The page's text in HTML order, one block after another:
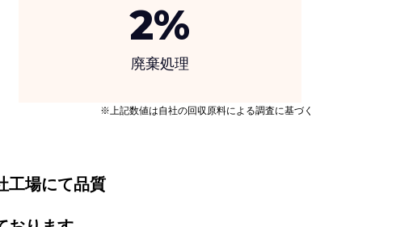
廃棄処理
2%
※上記数値は自社の回収原料による調査に基づく
工場にて品質